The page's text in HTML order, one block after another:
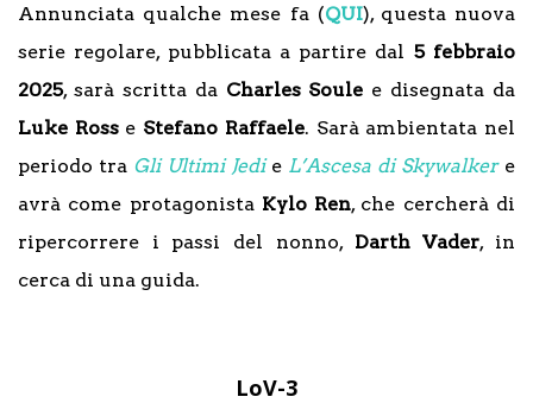
Annunciata qualche mese fa (QUI), questa nuova
serie regolare, pubblicata a partire dal 5 febbraio
2025, sarà scritta da Charles Soule e disegnata da
Luke Rosse Stefano Raffaele. Sarà ambientata nel
periodo tra Gli Ultimi Jedie L’Ascesa di Skywalkere
avrà come protagonista Kylo Ren, che cercherà di
ripercorrere i passi del nonno, Darth Vader, in
cerca di una guida.
LoV-3